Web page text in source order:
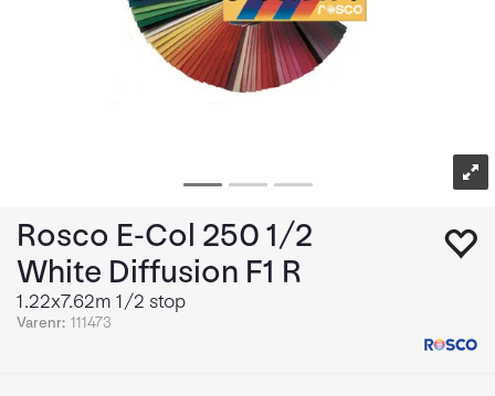
Rosco E-Col 250 1/2
White Diffusion F1 R
1.22x7.62m 1/2 stop
Varenr: 111473